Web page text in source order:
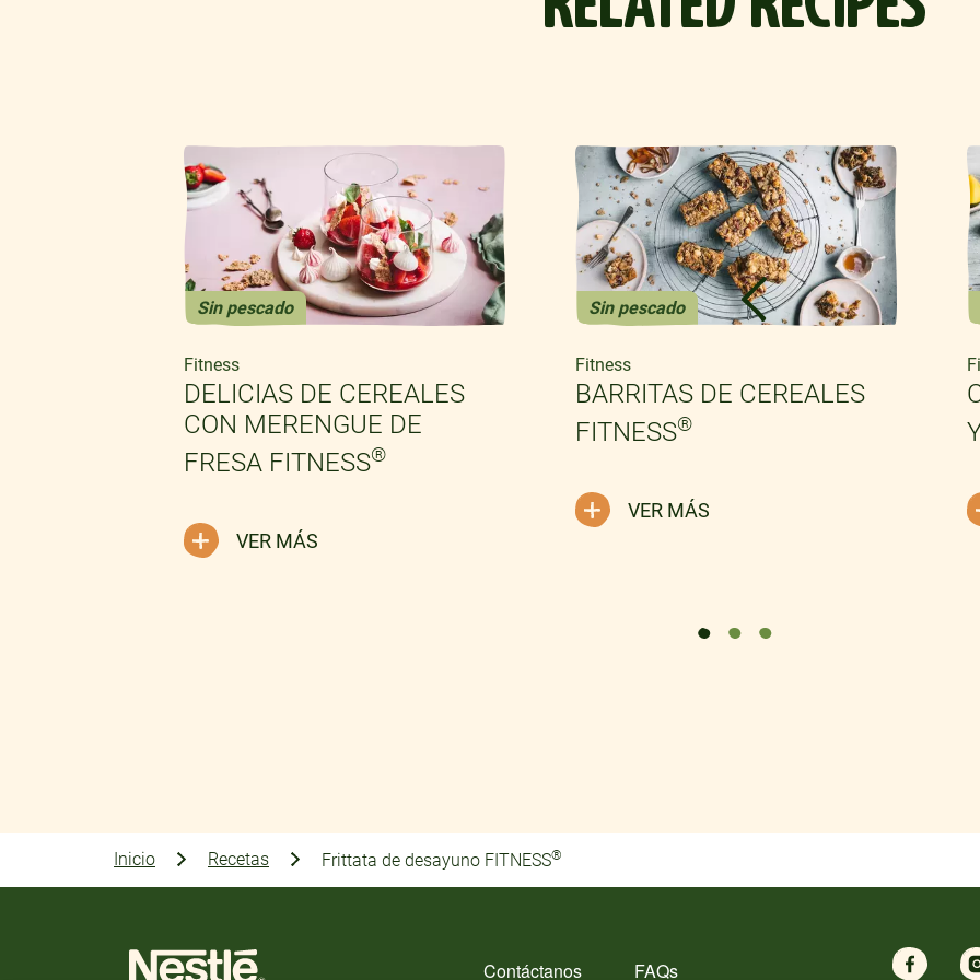
Sin pescado
Fitness
DELICIAS DE CEREALES
CON MERENGUE DE
FRESA FITNESS®
VER MÁS
Sin pescado
Fitness
BARRITAS DE CEREALES
FITNESS®
VER MÁS
Inicio Recetas Frittata de desayuno FITNESS®
Contáctanos FAQs